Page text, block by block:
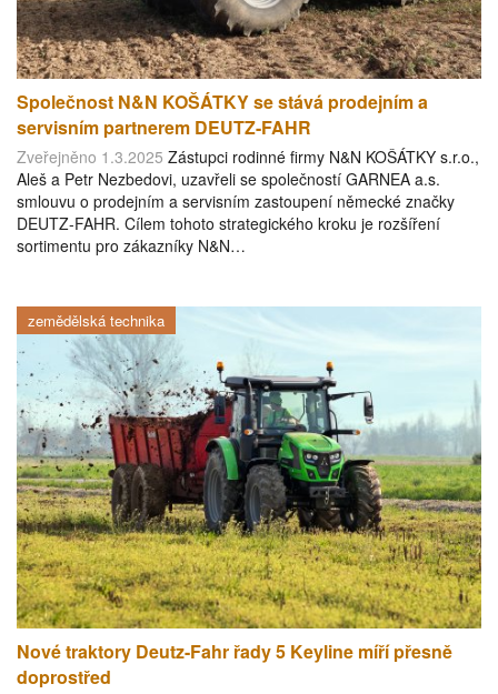
Společnost N&N KOŠÁTKY se stává prodejním a
servisním partnerem DEUTZ-FAHR
Zveřejněno 1.3.2025 Zástupci rodinné firmy N&N KOŠÁTKY s.r.o.,
Aleš a Petr Nezbedovi, uzavřeli se společností GARNEA a.s.
smlouvu o prodejním a servisním zastoupení německé značky
DEUTZ-FAHR. Cílem tohoto strategického kroku je rozšíření
sortimentu pro zákazníky N&N…
zemědělská technika
Nové traktory Deutz-Fahr řady 5 Keyline míří přesně
doprostřed